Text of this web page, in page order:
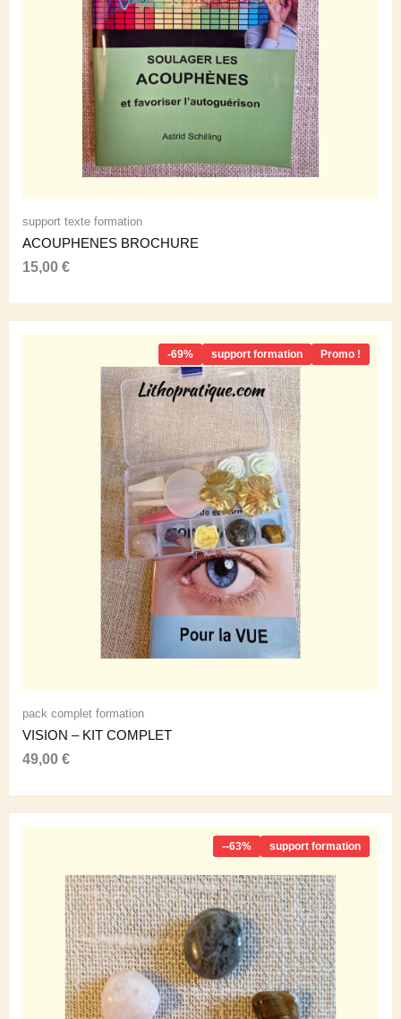
support texte formation
ACOUPHENES BROCHURE
15,00 €
-69% support formation Promo !
pack complet formation
VISION – KIT COMPLET
49,00 €
--63% support formation